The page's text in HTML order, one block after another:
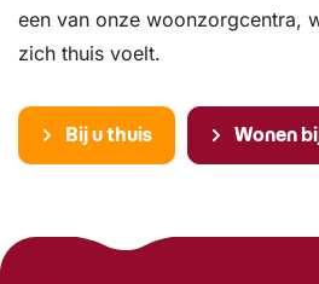
een van onze woonzorgcentra,
zich thuis voelt.
Bij u thuis Wonen